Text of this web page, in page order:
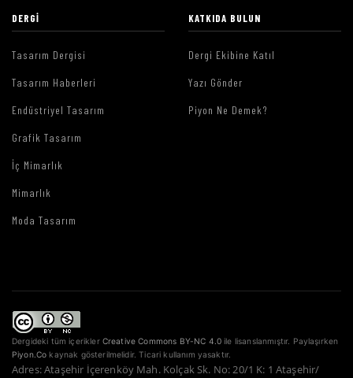
DERGI
Tasarım Dergisi
Tasarım Haberleri
Endüstriyel Tasarım
Grafik Tasarım
İç Mimarlık
Mimarlık
Moda Tasarım
KATKIDA BULUN
Dergi Ekibine Katıl
Yazı Gönder
Piyon Ne Demek?
Dergideki tüm içerikler Creative Commons BY-NC 4.0 ile lisanslanmıştır. Paylaşırken
Piyon.Co kaynak gösterilmelidir. Ticari kullanım yasaktır.
Adres: Ataşehir İçerenköy Mah. Kolçak Sk. No: 20/1 K: 1 Ataşehir/